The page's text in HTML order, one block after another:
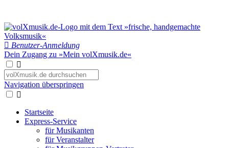
Benutzer-Anmeldung
Dein Zugang zu »Mein volXmusik.de«
Navigation überspringen
Startseite
Express-Service
für Musikanten
für Veranstalter